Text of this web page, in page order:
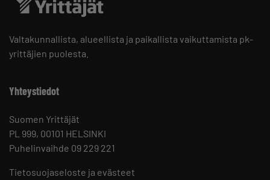
Valtakunnallista, alueellista ja paikallista vaikuttamista pk-
yrittäjien puolesta.
Yhteystiedot
Suomen Yrittäjät
PL 999, 00101 HELSINKI
Puhelinvaihde 09 229 221
Tietosuojaseloste ja evästeet